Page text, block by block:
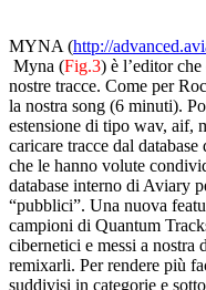
MYNA (http://
Myna (Fig.3) è l’editor
nostre tracce. Come per
la nostra song (6 minuti).
estensione di tipo wav, aif,
caricare tracce dal
che le hanno volute
database interno di Aviary
“pubblici”. Una nuova
campioni di Quantum
cibernetici e messi a
remixarli. Per rendere più
suddivisi in categorie e